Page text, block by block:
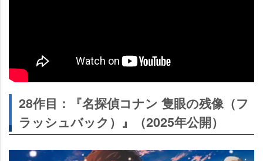
28作目：『名探偵コナン 隻眼の残像（フ
ラッシュバック）』（2025年公開）